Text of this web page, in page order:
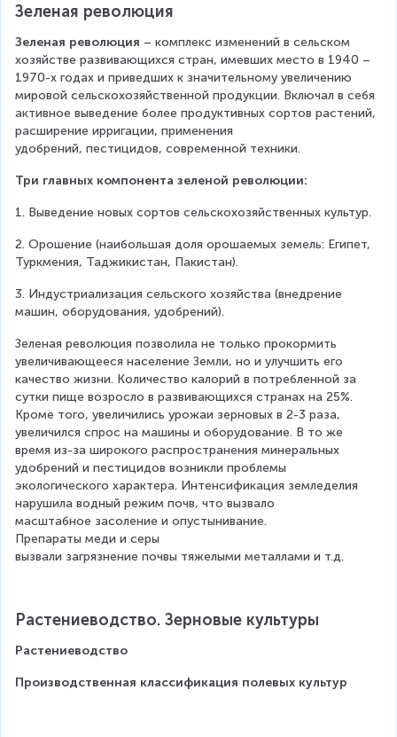
Зеленая революция
Зеленая революция – комплекс изменений в сельском
хозяйстве развивающихся стран, имевших место в 1940 –
1970-х годах и приведших к значительному увеличению
мировой сельскохозяйственной продукции. Включал в себя
активное выведение более продуктивных сортов растений,
расширение ирригации, применения
удобрений, пестицидов, современной техники.
Три главных компонента зеленой революции:
1. Выведение новых сортов сельскохозяйственных культур.
2. Орошение (наибольшая доля орошаемых земель: Египет,
Туркмения, Таджикистан, Пакистан).
3. Индустриализация сельского хозяйства (внедрение
машин, оборудования, удобрений).
Зеленая революция позволила не только прокормить
увеличивающееся население Земли, но и улучшить его
качество жизни. Количество калорий в потребленной за
сутки пище возросло в развивающихся странах на 25%.
Кроме того, увеличились урожаи зерновых в 2-3 раза,
увеличился спрос на машины и оборудование. В то же
время из-за широкого распространения минеральных
удобрений и пестицидов возникли проблемы
экологического характера. Интенсификация земледелия
нарушила водный режим почв, что вызвало
масштабное засоление и опустынивание.
Препараты меди и серы
вызвали загрязнение почвы тяжелыми металлами и т.д.
Растениеводство. Зерновые культуры
Растениеводство
Производственная классификация полевых культур